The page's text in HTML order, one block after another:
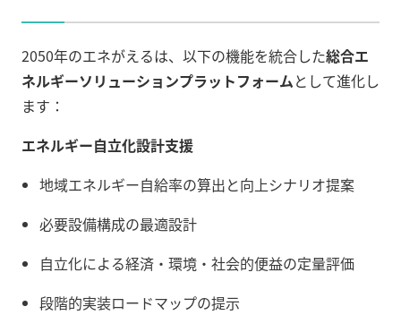
2050年のエネがえるは、以下の機能を統合した総合エ
ネルギーソリューションプラットフォームとして進化し
ます：
エネルギー自立化設計支援
地域エネルギー自給率の算出と向上シナリオ提案
必要設備構成の最適設計
自立化による経済・環境・社会的便益の定量評価
段階的実装ロードマップの提示